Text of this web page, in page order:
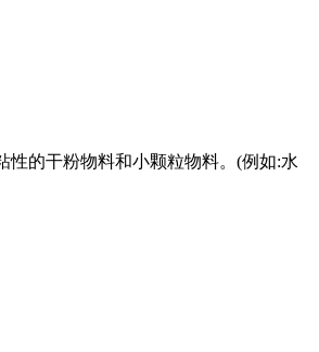
的干粉物料和小颗粒物料。(例如:水